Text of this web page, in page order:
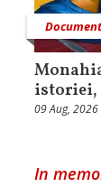
istoriei,
09 Aug, 2026
In